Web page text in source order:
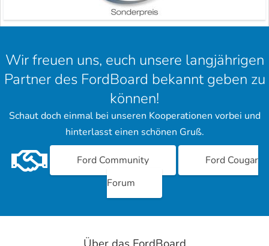
Wir freuen uns, euch unsere langjährigen
Partner des FordBoard bekannt geben zu
können!
Schaut doch einmal bei unseren Kooperationen vorbei und
hinterlasst einen schönen Gruß.
Ford Community
Ford Cougar
Forum